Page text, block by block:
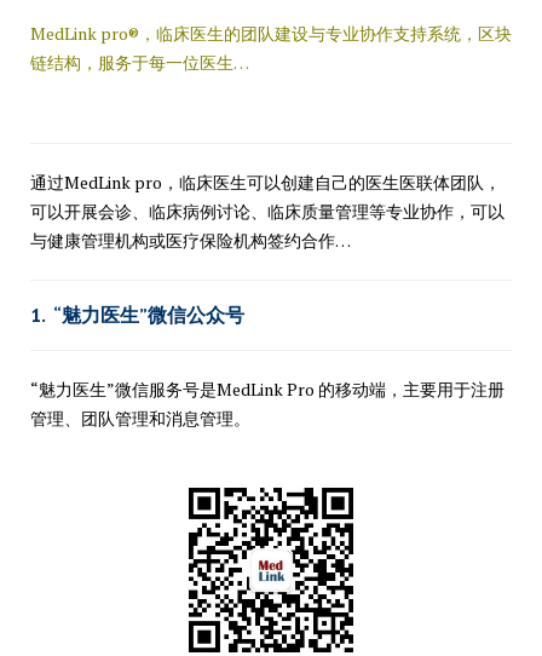
MedLink pro®，临床医生的团队建设与专业协作支持系统，区块
链结构，服务于每一位医生…
通过MedLink pro，临床医生可以创建自己的医生医联体团队，
可以开展会诊、临床病例讨论、临床质量管理等专业协作，可以
与健康管理机构或医疗保险机构签约合作…
1. “魅力医生”微信公众号
“魅力医生”微信服务号是MedLink Pro 的移动端，主要用于注册
管理、团队管理和消息管理。